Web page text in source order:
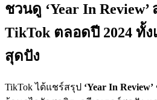
ชวนดู ‘Year In
TikTok ตลอดปี 2024 ทั้
สุดปัง
TikTok ได้แชร์สรุป ‘Year In Review’